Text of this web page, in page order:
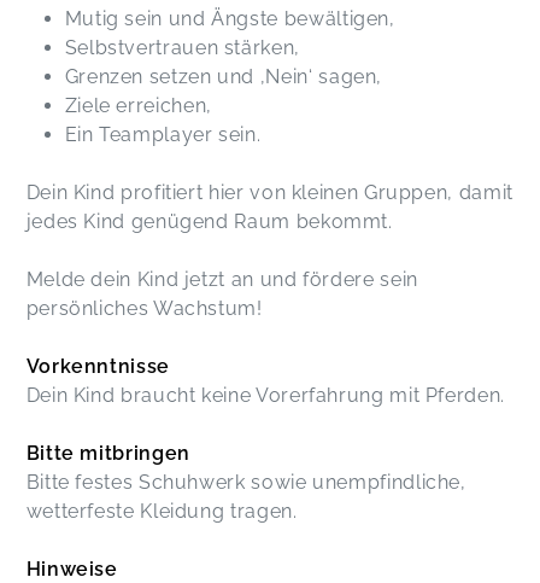
Mutig sein und Ängste bewältigen,
Selbstvertrauen stärken,
Grenzen setzen und ‚Nein‘ sagen,
Ziele erreichen,
Ein Teamplayer sein.
Dein Kind profitiert hier von kleinen Gruppen, damit
jedes Kind genügend Raum bekommt.
Melde dein Kind jetzt an und fördere sein
persönliches Wachstum!
Vorkenntnisse
Dein Kind braucht keine Vorerfahrung mit Pferden.
Bitte mitbringen
Bitte festes Schuhwerk sowie unempfindliche,
wetterfeste Kleidung tragen.
Hinweise